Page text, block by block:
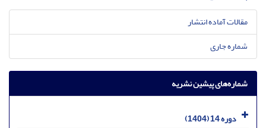
مقالات آماده انتشار
شماره جاری
شماره‌های پیشین نشریه
دوره 14 (1404)